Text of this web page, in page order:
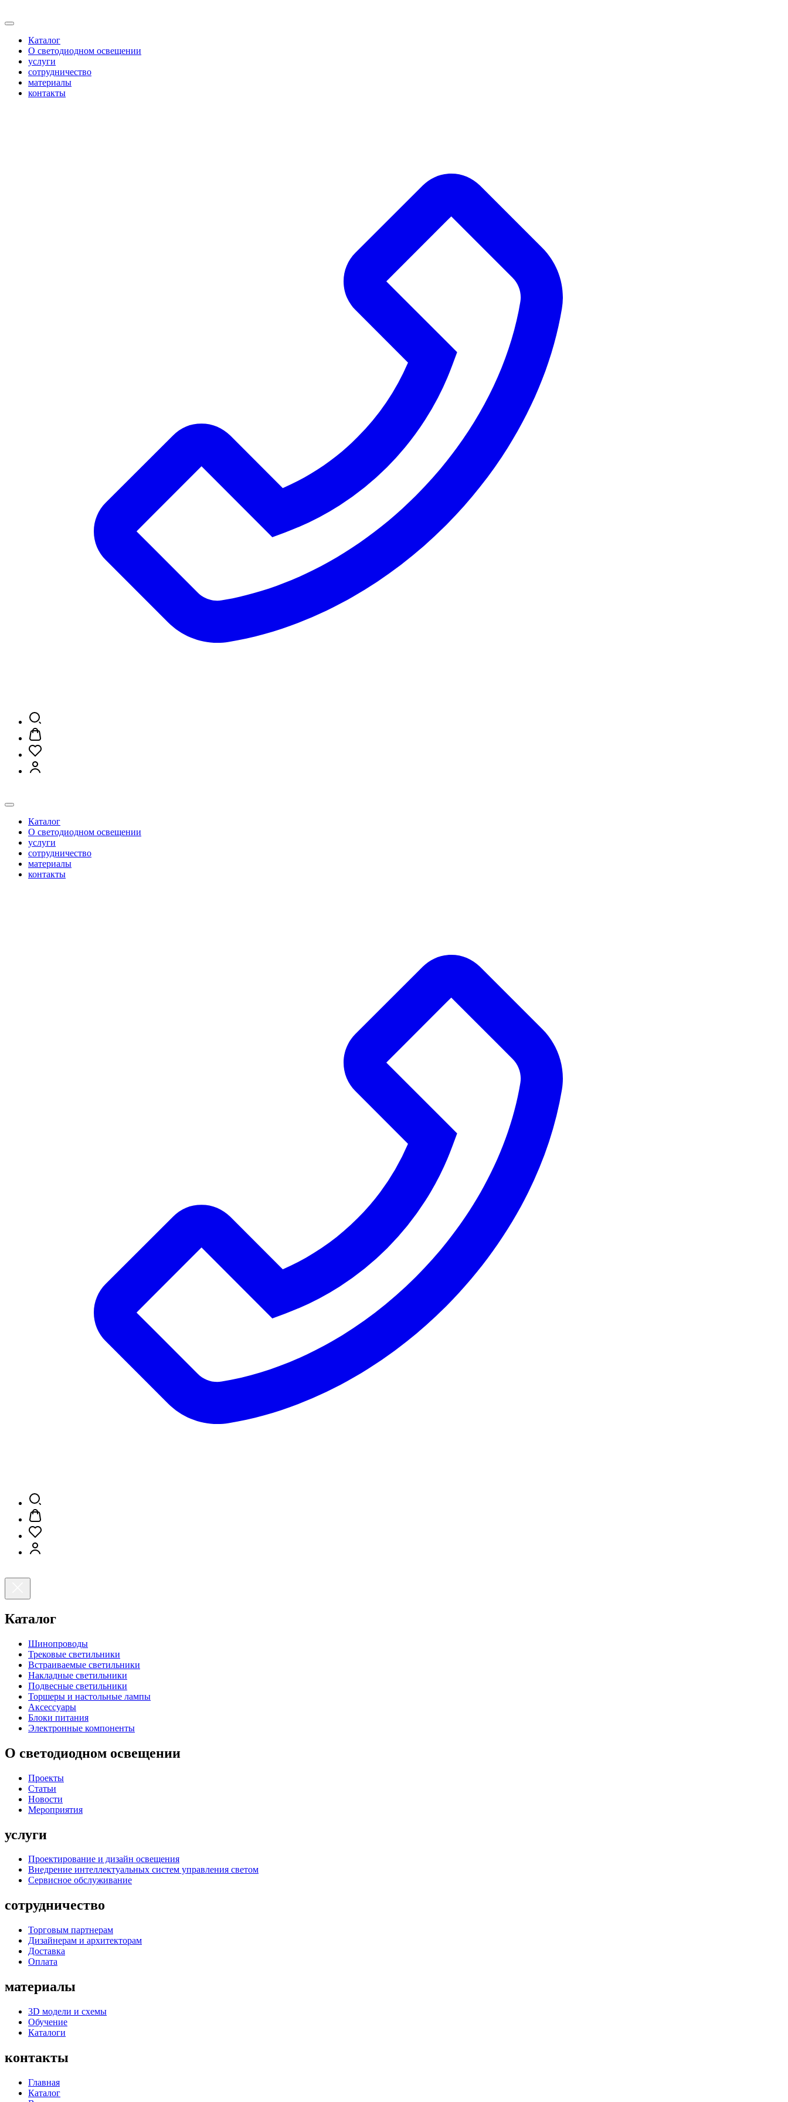
Каталог
О светодиодном освещении
услуги
сотрудничество
материалы
контакты
Каталог
О светодиодном освещении
услуги
сотрудничество
материалы
контакты
Каталог
Шинопроводы
Трековые светильники
Встраиваемые светильники
Накладные светильники
Подвесные светильники
Торшеры и настольные лампы
Аксессуары
Блоки питания
Электронные компоненты
О светодиодном освещении
Проекты
Статьи
Новости
Мероприятия
услуги
Проектирование и дизайн освещения
Внедрение интеллектуальных систем управления светом
Сервисное обслуживание
сотрудничество
Торговым партнерам
Дизайнерам и архитекторам
Доставка
Оплата
материалы
3D модели и схемы
Обучение
Каталоги
контакты
Главная
Каталог